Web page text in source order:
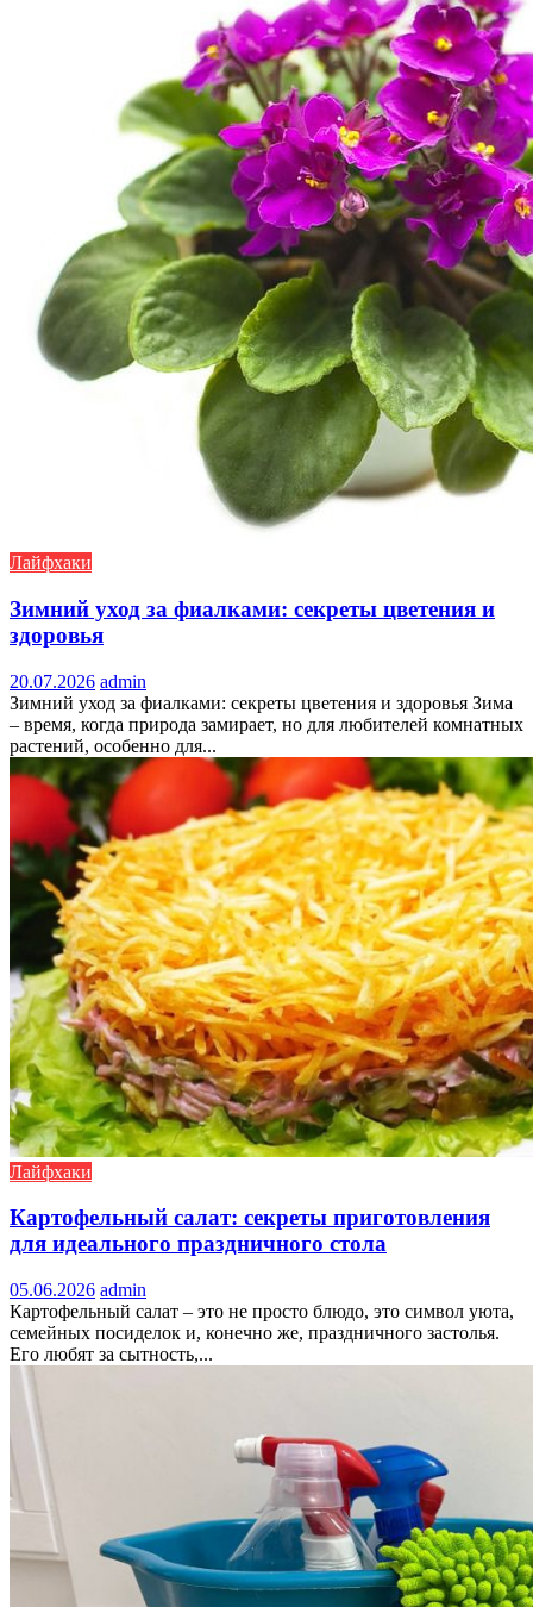
Лайфхаки
Зимний уход за фиалками: секреты цветения и
здоровья
20.07.2026 admin
Зимний уход за фиалками: секреты цветения и здоровья Зима
– время, когда природа замирает, но для любителей комнатных
растений, особенно для...
Лайфхаки
Картофельный салат: секреты приготовления
для идеального праздничного стола
05.06.2026 admin
Картофельный салат – это не просто блюдо, это символ уюта,
семейных посиделок и, конечно же, праздничного застолья.
Его любят за сытность,...